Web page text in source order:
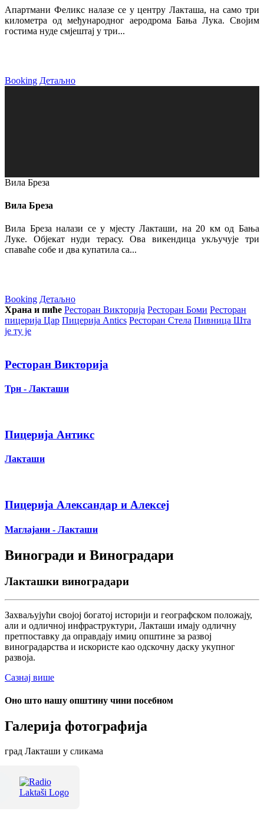
Апартмани Феликс налазе се у центру Лакташа, на само три
километра од међународног аеродрома Бања Лука. Својим
гостима нуде смјештај у три...
Booking Детаљно
Вила Бреза
Вила Бреза
Вила Бреза налази се у мјесту Лакташи, на 20 км од Бања
Луке. Објекат нуди терасу. Ова викендица укључује три
спаваће собе и два купатила са...
Booking Детаљно
Храна и пиће Ресторан Викторија Ресторан Боми Ресторан
пицерија Цар Пицерија Аntics Ресторан Стела Пивница Шта
је ту је
Ресторан Викторија
Трн - Лакташи
Пицерија Антикс
Лакташи
Пицерија Александар и Алексеј
Маглајани - Лакташи
Виногради и Виноградари
Лакташки виноградари
Захваљујући својој богатој историји и географском положају,
али и одличној инфраструктури, Лакташи имају одличну
претпоставку да оправдају имиџ општине за развој
виноградарства и искористе као одскочну даску укупног
развоја.
Сазнај више
Оно што нашу општину чини посебном
Галерија фотографија
град Лакташи у сликама
Терме Лакташи